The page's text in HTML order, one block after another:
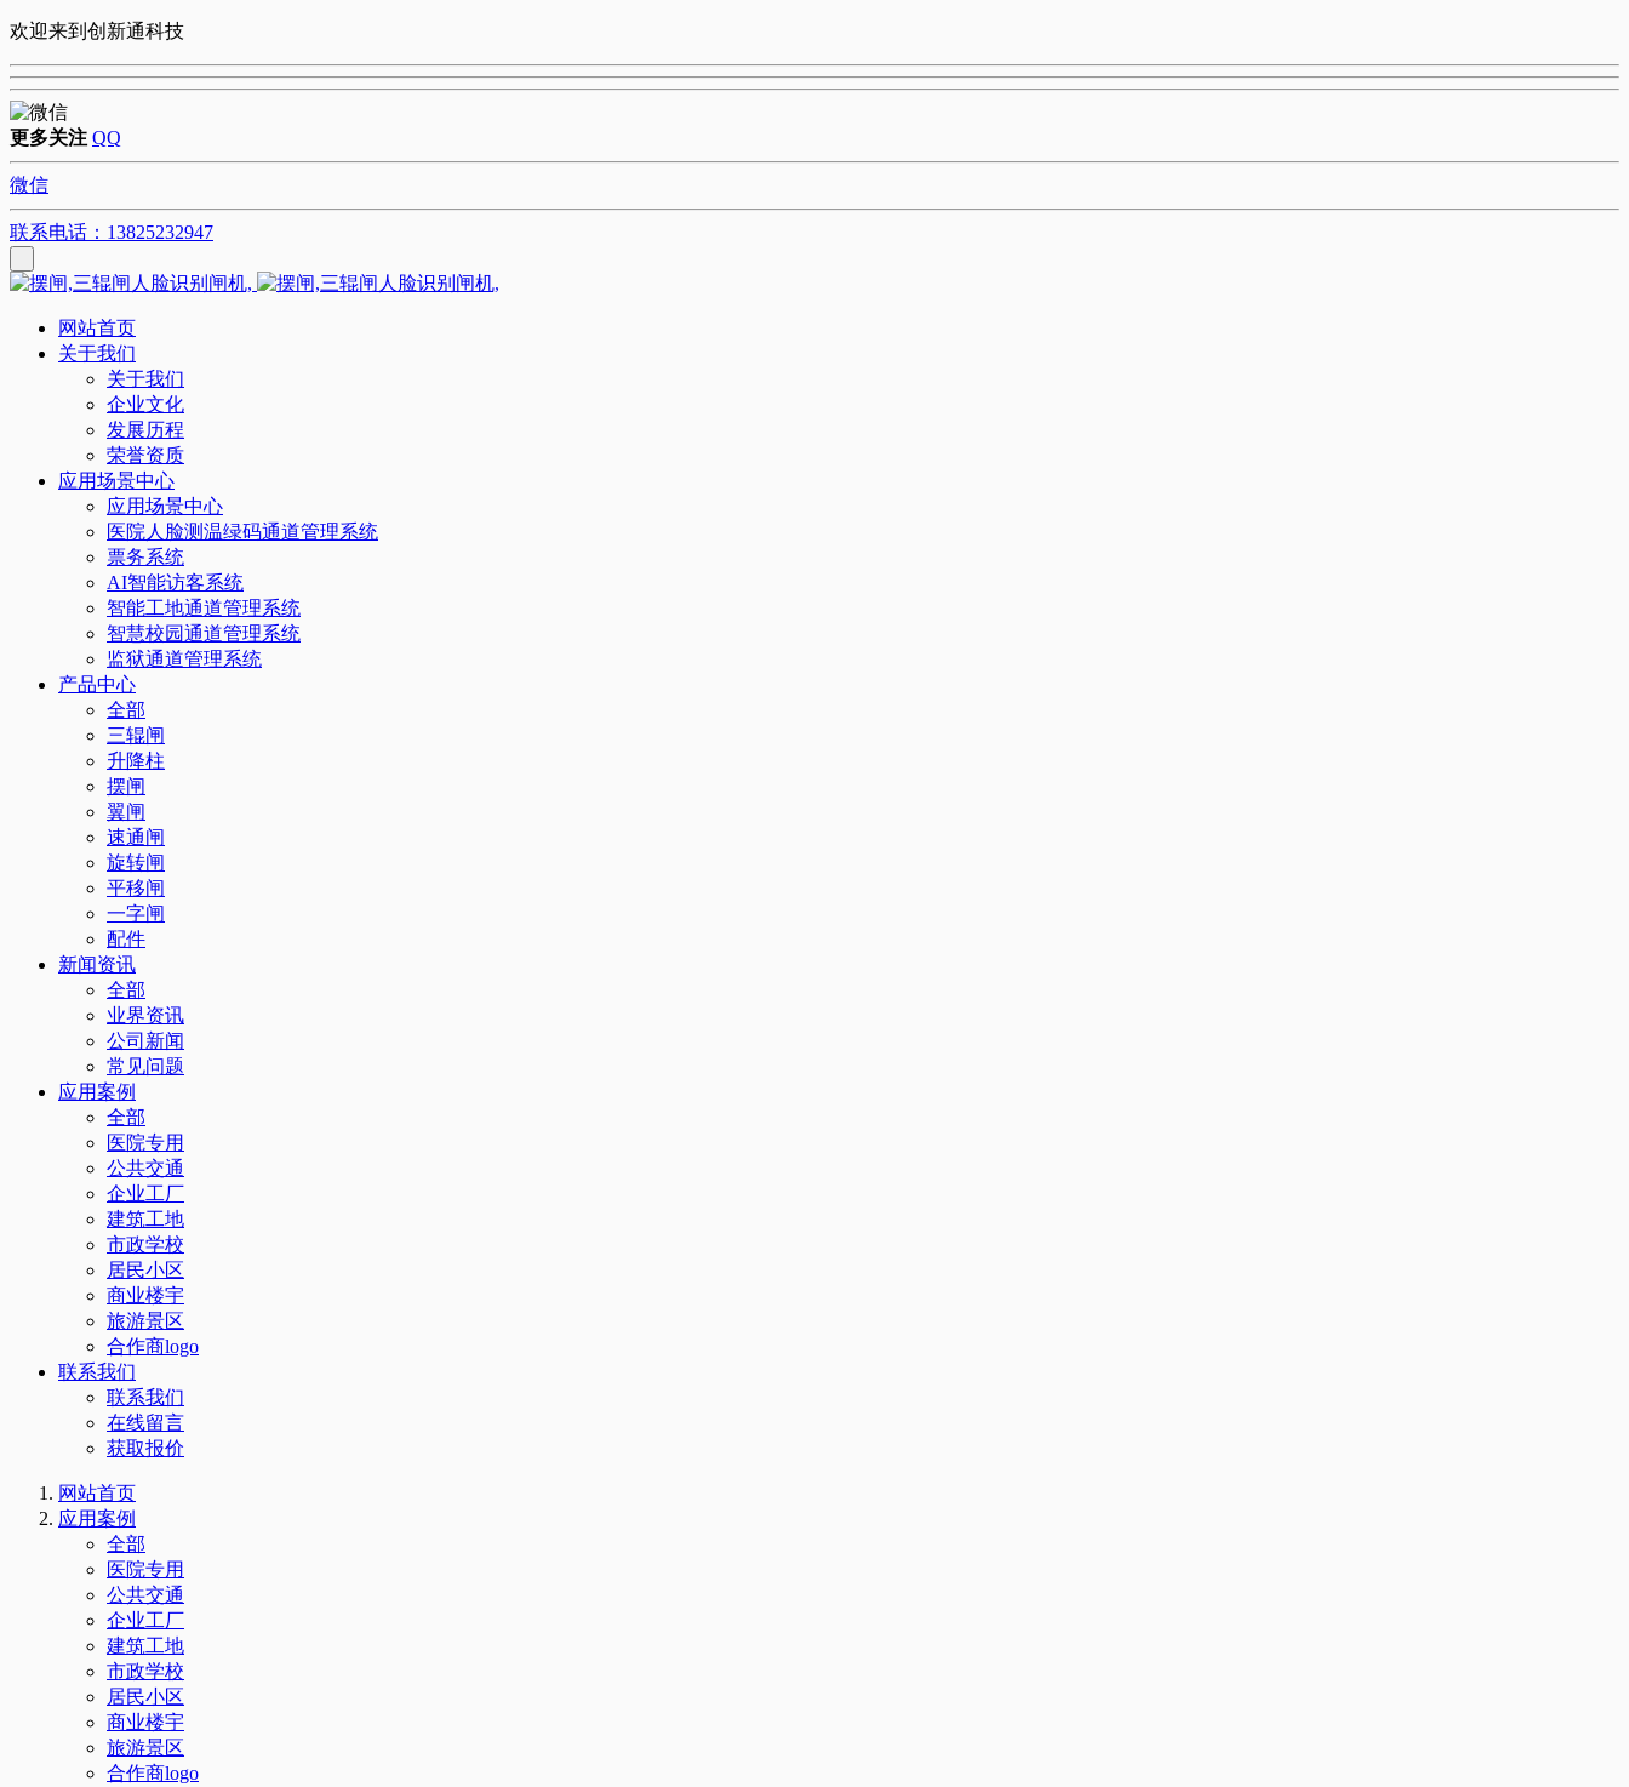
欢迎来到创新通科技
更多关注 QQ
微信
联系电话：13825232947
网站首页
关于我们
关于我们
企业文化
发展历程
荣誉资质
应用场景中心
应用场景中心
医院人脸测温绿码通道管理系统
票务系统
AI智能访客系统
智能工地通道管理系统
智慧校园通道管理系统
监狱通道管理系统
产品中心
全部
三辊闸
升降柱
摆闸
翼闸
速通闸
旋转闸
平移闸
一字闸
配件
新闻资讯
全部
业界资讯
公司新闻
常见问题
应用案例
全部
医院专用
公共交通
企业工厂
建筑工地
市政学校
居民小区
商业楼宇
旅游景区
合作商logo
联系我们
联系我们
在线留言
获取报价
网站首页
应用案例
全部
医院专用
公共交通
企业工厂
建筑工地
市政学校
居民小区
商业楼宇
旅游景区
合作商logo